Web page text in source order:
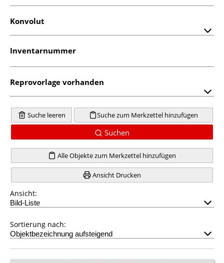
Konvolut
Inventarnummer
Reprovorlage vorhanden
Suche leeren Suche zum Merkzettel hinzufügen
Suchen
Alle Objekte zum Merkzettel hinzufügen
Ansicht Drucken
Ansicht:
Sortierung nach: